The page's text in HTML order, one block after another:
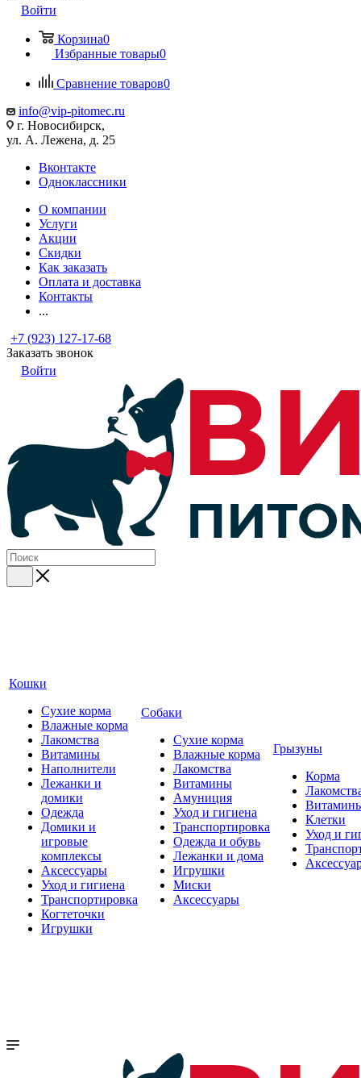
Войти
Корзина0
Избранные товары0
Сравнение товаров0
info@vip-pitomec.ru
г. Новосибирск,
ул. А. Лежена, д. 25
Вконтакте
Одноклассники
О компании
Услуги
Акции
Скидки
Как заказать
Оплата и доставка
Контакты
...
+7 (923) 127-17-68
Заказать звонок
Войти
Кошки
Сухие корма
Влажные корма
Лакомства
Витамины
Наполнители
Лежанки и
домики
Одежда
Домики и
игровые
комплексы
Аксессуары
Уход и гигиена
Транспортировка
Когтеточки
Игрушки
Собаки
Сухие корма
Влажные корма
Лакомства
Витамины
Амуниция
Уход и гигиена
Транспортировка
Одежда и обувь
Лежанки и дома
Игрушки
Миски
Аксессуары
Грызуны
Корма
Клетки
Уход и